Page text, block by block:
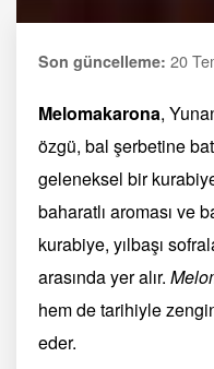
Son güncelleme: 20
Melomakarona,
özgü, bal şerbetine
geleneksel bir
baharatlı aroması ve
kurabiye, yılbaşı
arasında yer alır.
hem de tarihiyle
eder.